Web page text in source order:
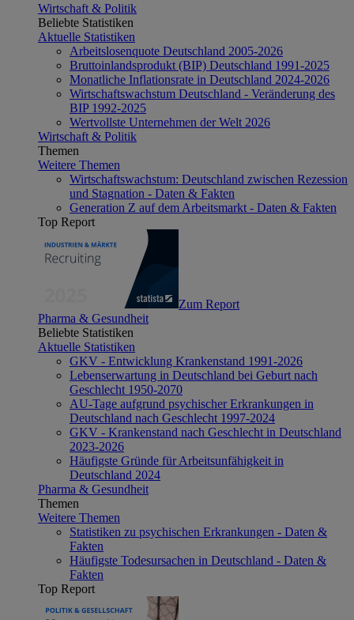
Wirtschaft & Politik
Beliebte Statistiken
Aktuelle Statistiken
Arbeitslosenquote Deutschland 2005-2026
Bruttoinlandsprodukt (BIP) Deutschland 1991-2025
Monatliche Inflationsrate in Deutschland 2024-2026
Wirtschaftswachstum Deutschland - Veränderung des
BIP 1992-2025
Wertvollste Unternehmen der Welt 2026
Wirtschaft & Politik
Themen
Weitere Themen
Wirtschaftswachstum: Deutschland zwischen Rezession
und Stagnation - Daten & Fakten
Generation Z auf dem Arbeitsmarkt - Daten & Fakten
Top Report
Zum Report
Pharma & Gesundheit
Beliebte Statistiken
Aktuelle Statistiken
GKV - Entwicklung Krankenstand 1991-2026
Lebenserwartung in Deutschland bei Geburt nach
Geschlecht 1950-2070
AU-Tage aufgrund psychischer Erkrankungen in
Deutschland nach Geschlecht 1997-2024
GKV - Krankenstand nach Geschlecht in Deutschland
2023-2026
Häufigste Gründe für Arbeitsunfähigkeit in
Deutschland 2024
Pharma & Gesundheit
Themen
Weitere Themen
Statistiken zu psychischen Erkrankungen - Daten &
Fakten
Häufigste Todesursachen in Deutschland - Daten &
Fakten
Top Report